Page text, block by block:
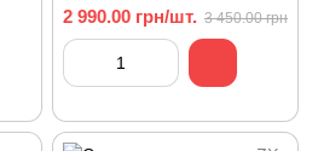
2 990.00 грн/шт. 3 450.00 грн